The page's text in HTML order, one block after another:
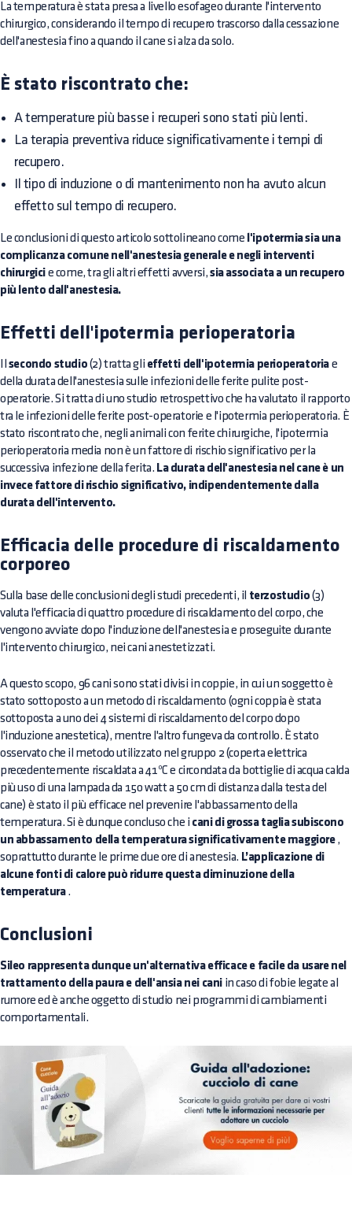
La temperatura è stata presa a livello esofageo durante l'intervento
chirurgico, considerando il tempo di recupero trascorso dalla cessazione
dell'anestesia fino a quando il cane si alza da solo.
È stato riscontrato che:
A temperature più basse i recuperi sono stati più lenti.
La terapia preventiva riduce significativamente i tempi di
recupero.
Il tipo di induzione o di mantenimento non ha avuto alcun
effetto sul tempo di recupero.
Le conclusioni di questo articolo sottolineano come l'ipotermia sia una
complicanza comune nell'anestesia generale e negli interventi
chirurgici e come, tra gli altri effetti avversi, sia associata a un recupero
più lento dall'anestesia.
Effetti dell'ipotermia perioperatoria
secondo studio (2) tratta gli effetti dell'ipotermia perioperatoria e
della durata dell'anestesia sulle infezioni delle ferite pulite post-
operatorie. Si tratta di uno studio retrospettivo che ha valutato il rapporto
tra le infezioni delle ferite post-operatorie e l'ipotermia perioperatoria. È
stato riscontrato che, negli animali con ferite chirurgiche, l'ipotermia
perioperatoria media non è un fattore di rischio significativo per la
successiva infezione della ferita. La durata dell'anestesia nel cane è un
invece fattore di rischio significativo, indipendentemente dalla
durata dell'intervento.
Efficacia delle procedure di riscaldamento
corporeo
Sulla base delle conclusioni degli studi precedenti, il terzostudio (3)
valuta l'efficacia di quattro procedure di riscaldamento del corpo, che
vengono avviate dopo l'induzione dell'anestesia e proseguite durante
l'intervento chirurgico, nei cani anestetizzati.
A questo scopo, 96 cani sono stati divisi in coppie, in cui un soggetto è
stato sottoposto a un metodo di riscaldamento (ogni coppia è stata
sottoposta a uno dei 4 sistemi di riscaldamento del corpo dopo
l'induzione anestetica), mentre l'altro fungeva da controllo. È stato
osservato che il metodo utilizzato nel gruppo 2 (coperta elettrica
precedentemente riscaldata a 41ºC e circondata da bottiglie di acqua calda
più uso di una lampada da 150 watt a 50 cm di distanza dalla testa del
cane) è stato il più efficace nel prevenire l'abbassamento della
temperatura. Si è dunque concluso che i cani di grossa taglia subiscono
un abbassamento della temperatura significativamente maggiore,
soprattutto durante le prime due ore di anestesia. L’applicazione di
alcune fonti di calore può ridurre questa diminuzione della
temperatura.
Conclusioni
Sileo rappresenta dunque un'alternativa efficace e facile da usare nel
trattamento della paura e dell'ansia nei cani in caso di fobie legate al
rumore ed è anche oggetto di studio nei programmi di cambiamenti
comportamentali.